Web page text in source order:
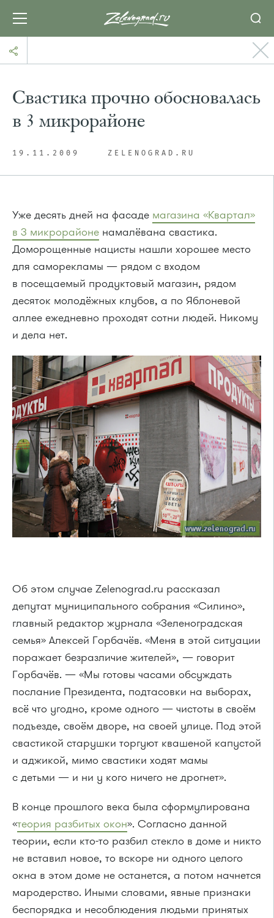
Свастика прочно обосновалась
в 3 микрорайоне
19.11.2009 ZELENOGRAD.RU
Уже десять дней на фасаде магазина «Квартал»
в 3 микрорайоне намалёвана свастика.
Доморощенные нацисты нашли хорошее место
для саморекламы — рядом с входом
в посещаемый продуктовый магазин, рядом
десяток молодёжных клубов, а по Яблоневой
аллее ежедневно проходят сотни людей. Никому
и дела нет.
Об этом случае Zelenograd.ru рассказал
депутат муниципального собрания «Силино»,
главный редактор журнала «Зеленоградская
семья» Алексей Горбачёв. «Меня в этой ситуации
поражает безразличие жителей», — говорит
Горбачёв. — «Мы готовы часами обсуждать
послание Президента, подтасовки на выборах,
всё что угодно, кроме одного — чистоты в своём
подъезде, своём дворе, на своей улице. Под этой
свастикой старушки торгуют квашеной капустой
и аджикой, мимо свастики ходят мамы
с детьми — и ни у кого ничего не дрогнет».
В конце прошлого века была сформулирована
«теория разбитых окон». Согласно данной
теории, если кто-то разбил стекло в доме и никто
не вставил новое, то вскоре ни одного целого
окна в этом доме не останется, а потом начнется
мародерство. Иными словами, явные признаки
беспорядка и несоблюдения людьми принятых